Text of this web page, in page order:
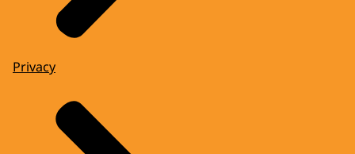
Privacy